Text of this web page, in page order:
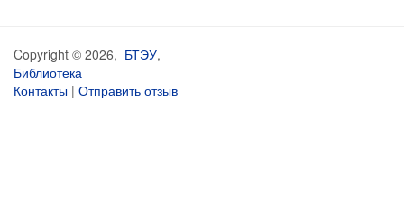
Copyright © 2026, БТЭУ,
Библиотека
Контакты | Отправить отзыв